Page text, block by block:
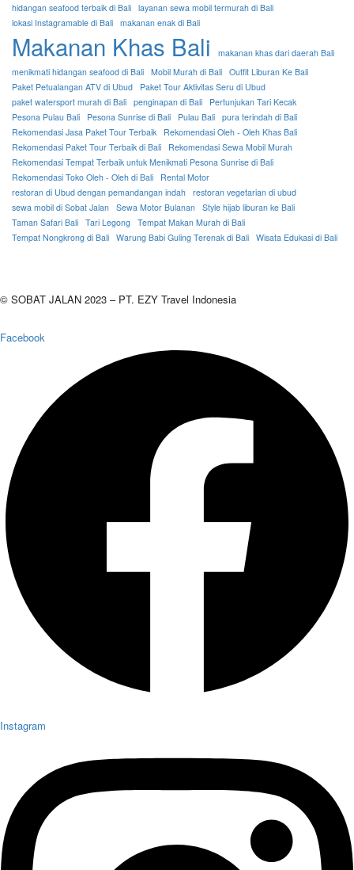
hidangan seafood terbaik di Bali layanan sewa mobil termurah di Bali
lokasi Instagramable di Bali makanan enak di Bali
Makanan Khas Bali
makanan khas dari daerah Bali
menikmati hidangan seafood di Bali Mobil Murah di Bali Outfit Liburan Ke Bali
Paket Petualangan ATV di Ubud
Paket Tour Aktivitas Seru di Ubud
paket watersport murah di Bali penginapan di Bali
Pertunjukan Tari Kecak
Pesona Pulau Bali
Pesona Sunrise di Bali Pulau Bali pura terindah di Bali
Rekomendasi Jasa Paket Tour Terbaik
Rekomendasi Oleh - Oleh Khas Bali
Rekomendasi Paket Tour Terbaik di Bali
Rekomendasi Sewa Mobil Murah
Rekomendasi Tempat Terbaik untuk Menikmati Pesona Sunrise di Bali
Rekomendasi Toko Oleh - Oleh di Bali
Rental Motor
restoran di Ubud dengan pemandangan indah restoran vegetarian di ubud
sewa mobil di Sobat Jalan Sewa Motor Bulanan Style hijab liburan ke Bali
Taman Safari Bali Tari Legong Tempat Makan Murah di Bali
Tempat Nongkrong di Bali Warung Babi Guling Terenak di Bali Wisata Edukasi di Bali
© SOBAT JALAN 2023 – PT. EZY Travel Indonesia
Facebook
Instagram